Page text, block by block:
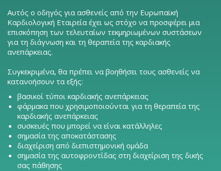
Αυτός ο οδηγός για ασθενείς από την Ευρωπαϊκή
Καρδιολογική Εταιρεία έχει ως στόχο να προσφέρει μια
επισκόπηση των τελευταίων τεκμηριωμένων συστάσεων
για τη διάγνωση και τη θεραπεία της καρδιακής
ανεπάρκειας.
Συγκεκριμένα, θα πρέπει να βοηθήσει τους ασθενείς να
κατανοήσουν τα εξής:
βασικοί τύποι καρδιακής ανεπάρκειας
φάρμακα που χρησιμοποιούνται για τη θεραπεία της
καρδιακής ανεπάρκειας
συσκευές που μπορεί να είναι κατάλληλες
σημασία της αποκατάστασης
διαχείριση από διεπιστημονική ομάδα
σημασία της αυτοφροντίδας στη διαχείριση της δικής
σας πάθησης